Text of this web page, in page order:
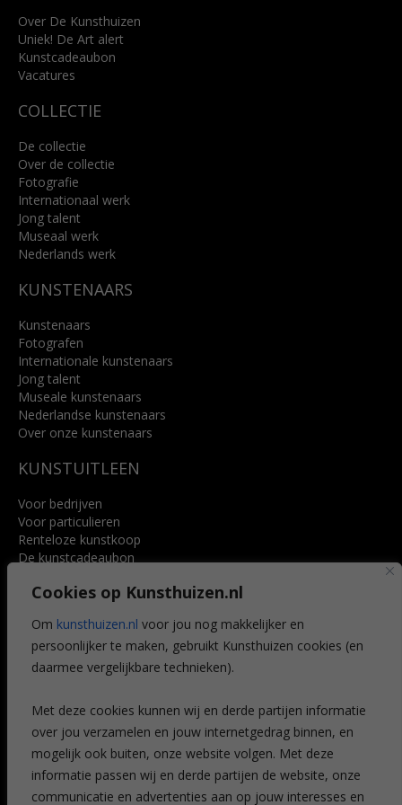
Cookies op Kunsthuizen.nl
Om kunsthuizen.nl voor jou nog makkelijker en
persoonlijker te maken, gebruikt Kunsthuizen cookies (en
daarmee vergelijkbare technieken).
Met deze cookies kunnen wij en derde partijen informatie
over jou verzamelen en jouw internetgedrag binnen, en
mogelijk ook buiten, onze website volgen. Met deze
informatie passen wij en derde partijen de website, onze
communicatie en advertenties aan op jouw interesses en
info@kunsthuisbreda.nl
Lees meer
Over De Kunsthuizen
Uniek! De Art alert
Kunstcadeaubon
Vacatures
COLLECTIE
De collectie
Over de collectie
Fotografie
Internationaal werk
Jong talent
Museaal werk
Nederlands werk
KUNSTENAARS
Kunstenaars
Fotografen
Internationale kunstenaars
Jong talent
Museale kunstenaars
Nederlandse kunstenaars
Over onze kunstenaars
KUNSTUITLEEN
Voor bedrijven
Voor particulieren
Renteloze kunstkoop
De kunstcadeaubon
Voordelen
Veelgestelde vragen
CONTACT
Leiden
Amsterdam
Breda
Favorieten
Mijn art alert